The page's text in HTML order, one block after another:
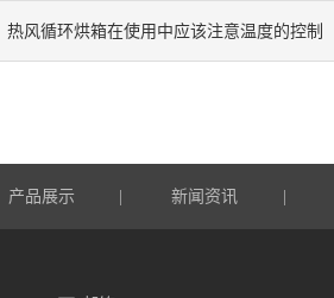
热风循环烘箱在使用中应该注意温度的控制
产品展示 新闻资讯